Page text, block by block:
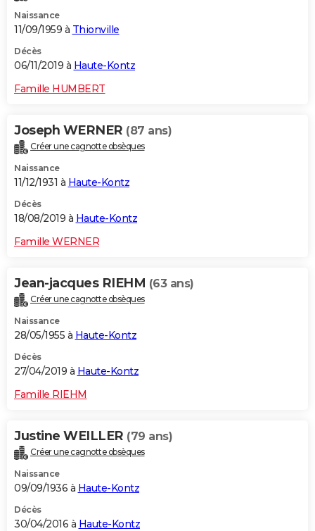
Naissance
11/09/1959 à Thionville
Décès
06/11/2019 à Haute-Kontz
Famille HUMBERT
Joseph WERNER (87 ans)
Créer une cagnotte obsèques
Naissance
11/12/1931 à Haute-Kontz
Décès
18/08/2019 à Haute-Kontz
Famille WERNER
Jean-jacques RIEHM (63 ans)
Créer une cagnotte obsèques
Naissance
28/05/1955 à Haute-Kontz
Décès
27/04/2019 à Haute-Kontz
Famille RIEHM
Justine WEILLER (79 ans)
Créer une cagnotte obsèques
Naissance
09/09/1936 à Haute-Kontz
Décès
30/04/2016 à Haute-Kontz